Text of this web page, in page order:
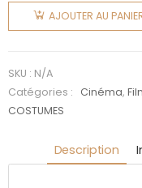
de Film :
The Mask
AJOUTER AU
SKU : N/A
Catégories :
Cinéma,
COSTUMES
Description